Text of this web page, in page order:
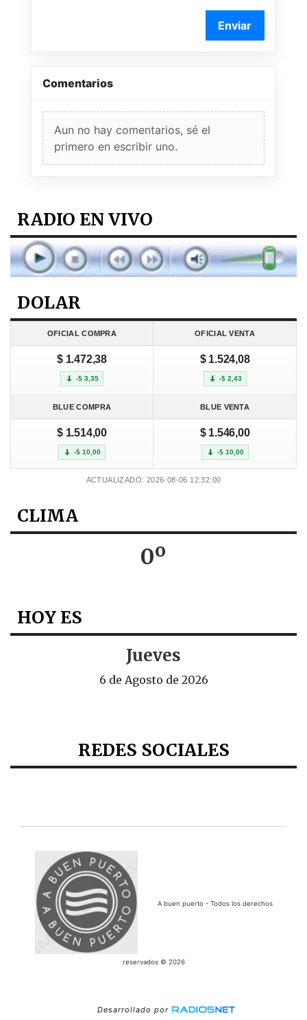
Enviar
Comentarios
Aun no hay comentarios, sé el
primero en escribir uno.
RADIO EN VIVO
DOLAR
OFICIAL COMPRA OFICIAL VENTA
$ 1.472,38
-$ 3,35
$ 1.524,08
-$ 2,43
BLUE COMPRA BLUE VENTA
$ 1.514,00
-$ 10,00
$ 1.546,00
-$ 10,00
ACTUALIZADO: 2026-08-06 12:32:00
CLIMA
0º
HOY ES
Jueves
6 de Agosto de 2026
REDES SOCIALES
A buen puerto - Todos los derechos
reservados © 2026
Desarrollado por